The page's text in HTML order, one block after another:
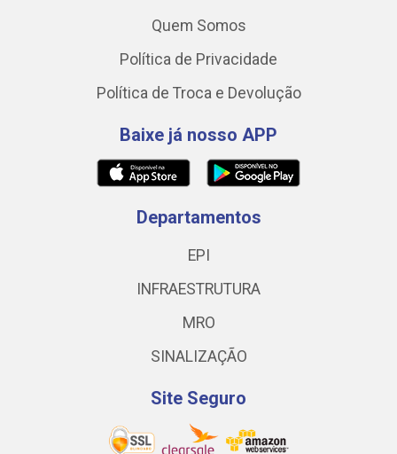
Quem Somos
Política de Privacidade
Política de Troca e Devolução
Baixe já nosso APP
Departamentos
EPI
INFRAESTRUTURA
MRO
SINALIZAÇÃO
Site Seguro